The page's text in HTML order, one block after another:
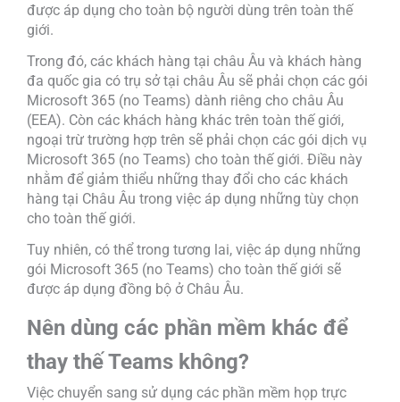
được áp dụng cho toàn bộ người dùng trên toàn thế
giới.
Trong đó, các khách hàng tại châu Âu và khách hàng
đa quốc gia có trụ sở tại châu Âu sẽ phải chọn các gói
Microsoft 365 (no Teams) dành riêng cho châu Âu
(EEA). Còn các khách hàng khác trên toàn thế giới,
ngoại trừ trường hợp trên sẽ phải chọn các gói dịch vụ
Microsoft 365 (no Teams) cho toàn thế giới. Điều này
nhằm để giảm thiểu những thay đổi cho các khách
hàng tại Châu Âu trong việc áp dụng những tùy chọn
cho toàn thế giới.
Tuy nhiên, có thể trong tương lai, việc áp dụng những
gói Microsoft 365 (no Teams) cho toàn thế giới sẽ
được áp dụng đồng bộ ở Châu Âu.
Nên dùng các phần mềm khác để
thay thế Teams không?
Việc chuyển sang sử dụng các phần mềm họp trực